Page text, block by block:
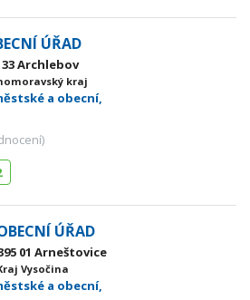
ÚŘAD
Archlebov
kraj
a obecní,
ÚŘAD
01 Arneštovice
Vysočina
a obecní,